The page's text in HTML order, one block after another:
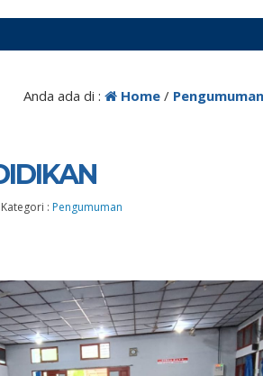
2 tahun
Anda ada di : Home / Pengumuman
Kategori : Pengumuman